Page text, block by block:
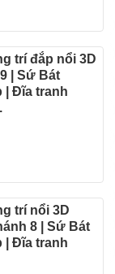
trí đắp nổi 3D
| Sứ Bát
| Đĩa tranh
trí nổi 3D
8 | Sứ Bát
| Đĩa tranh